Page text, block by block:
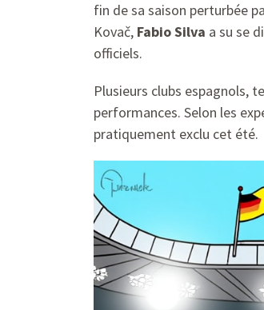
fin de sa saison perturbée
Kovač, Fabio Silva a su se
officiels.
Plusieurs clubs espagnols,
performances. Selon les
pratiquement exclu cet été.